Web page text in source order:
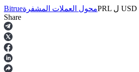
العقود الآجلة
Bitrueمحول العملات المشفرةPRL ل USD
Share